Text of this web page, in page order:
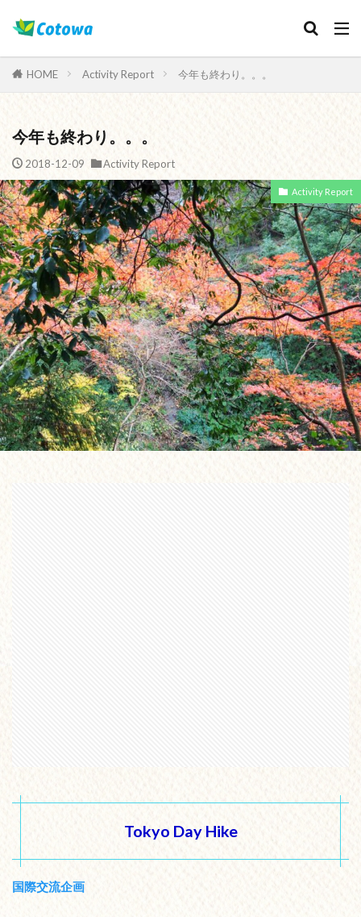
HOME Activity Report 今年も終わり。。。
今年も終わり。。。
2018-12-09 Activity Report
Activity Report
Tokyo Day Hike
国際交流企画
Category